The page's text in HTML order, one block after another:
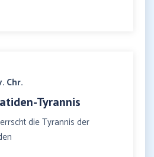
Chr.
Tyrannis
die Tyrannis der